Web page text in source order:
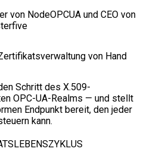
von NodeOPCUA und CEO von
von Hand
Schritt des X.509-
OPC-UA-Realms — und stellt
Endpunkt bereit, den jeder
kann.